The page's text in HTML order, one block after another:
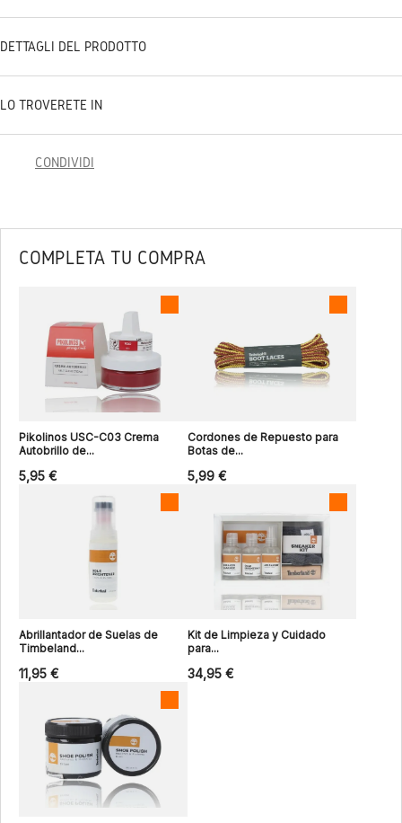
DETTAGLI DEL PRODOTTO
LO TROVERETE IN
CONDIVIDI
COMPLETA TU COMPRA
Pikolinos USC-C03 Crema
Autobrillo de...
5,95 €
Cordones de Repuesto para
Botas de...
5,99 €
Abrillantador de Suelas de
Timbeland...
11,95 €
Kit de Limpieza y Cuidado
para...
34,95 €